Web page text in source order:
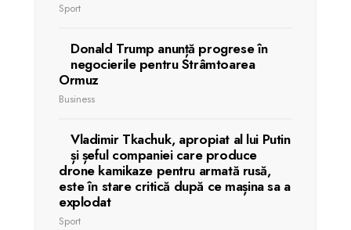
Sport
Donald Trump anunță progrese în
negocierile pentru Strâmtoarea
Ormuz
Business
Vladimir Tkachuk, apropiat al lui Putin
și șeful companiei care produce
drone kamikaze pentru armată rusă,
este în stare critică după ce mașina sa a
explodat
Sport